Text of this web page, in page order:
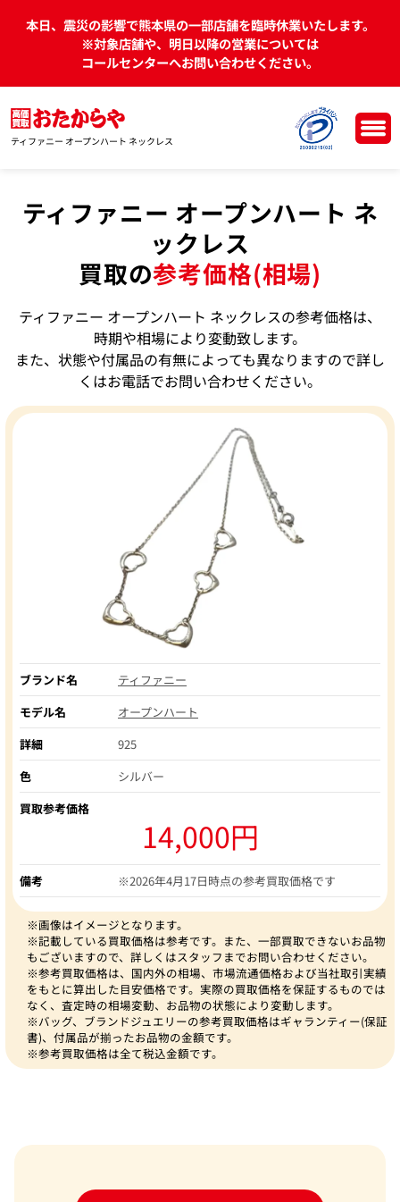
本日、震災の影響で熊本県の一部店舗を臨時休業いたします。
※対象店舗や、明日以降の営業については
コールセンターへお問い合わせください。
ティファニー オープンハート ネックレス
ティファニー オープンハート ネ
ックレス
買取の参考価格(相場)
ティファニー オープンハート ネックレスの参考価格は、
時期や相場により変動致します。
また、状態や付属品の有無によっても異なりますので詳し
くはお電話でお問い合わせください。
ブランド名
ティファニー
モデル名
オープンハート
詳細
925
色
シルバー
買取参考価格
14,000円
備考 ※2026年4月17日時点の参考買取価格です
※画像はイメージとなります。
※記載している買取価格は参考です。また、一部買取できないお品物
もございますので、詳しくはスタッフまでお問い合わせください。
※参考買取価格は、国内外の相場、市場流通価格および当社取引実績
をもとに算出した目安価格です。実際の買取価格を保証するものでは
なく、査定時の相場変動、お品物の状態により変動します。
※バッグ、ブランドジュエリーの参考買取価格はギャランティー(保証
書)、付属品が揃ったお品物の金額です。
※参考買取価格は全て税込金額です。